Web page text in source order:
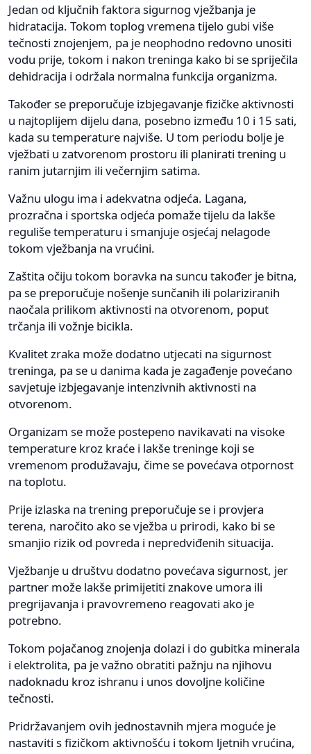
Jedan od ključnih faktora sigurnog vježbanja je
hidratacija. Tokom toplog vremena tijelo gubi više
tečnosti znojenjem, pa je neophodno redovno unositi
vodu prije, tokom i nakon treninga kako bi se spriječila
dehidracija i održala normalna funkcija organizma.
Također se preporučuje izbjegavanje fizičke aktivnosti
u najtoplijem dijelu dana, posebno između 10 i 15 sati,
kada su temperature najviše. U tom periodu bolje je
vježbati u zatvorenom prostoru ili planirati trening u
ranim jutarnjim ili večernjim satima.
Važnu ulogu ima i adekvatna odjeća. Lagana,
prozračna i sportska odjeća pomaže tijelu da lakše
reguliše temperaturu i smanjuje osjećaj nelagode
tokom vježbanja na vrućini.
Zaštita očiju tokom boravka na suncu također je bitna,
pa se preporučuje nošenje sunčanih ili polariziranih
naočala prilikom aktivnosti na otvorenom, poput
trčanja ili vožnje bicikla.
Kvalitet zraka može dodatno utjecati na sigurnost
treninga, pa se u danima kada je zagađenje povećano
savjetuje izbjegavanje intenzivnih aktivnosti na
otvorenom.
Organizam se može postepeno navikavati na visoke
temperature kroz kraće i lakše treninge koji se
vremenom produžavaju, čime se povećava otpornost
na toplotu.
Prije izlaska na trening preporučuje se i provjera
terena, naročito ako se vježba u prirodi, kako bi se
smanjio rizik od povreda i nepredviđenih situacija.
Vježbanje u društvu dodatno povećava sigurnost, jer
partner može lakše primijetiti znakove umora ili
pregrijavanja i pravovremeno reagovati ako je
potrebno.
Tokom pojačanog znojenja dolazi i do gubitka minerala
i elektrolita, pa je važno obratiti pažnju na njihovu
nadoknadu kroz ishranu i unos dovoljne količine
tečnosti.
Pridržavanjem ovih jednostavnih mjera moguće je
nastaviti s fizičkom aktivnošću i tokom ljetnih vrućina,